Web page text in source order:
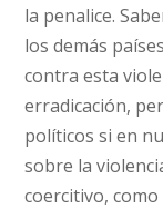
la penalice.
los demás
contra esta
erradicación,
políticos si en
sobre la
coercitivo,